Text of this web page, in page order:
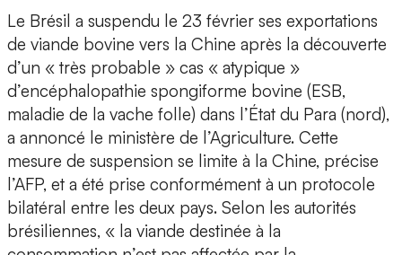
Le Brésil a suspendu le 23 février ses exportations
de viande bovine vers la Chine après la découverte
d’un « très probable » cas « atypique »
d’encéphalopathie spongiforme bovine (ESB,
maladie de la vache folle) dans l’État du Para (nord),
a annoncé le ministère de l’Agriculture. Cette
mesure de suspension se limite à la Chine, précise
l’AFP, et a été prise conformément à un protocole
bilatéral entre les deux pays. Selon les autorités
brésiliennes, « la viande destinée à la